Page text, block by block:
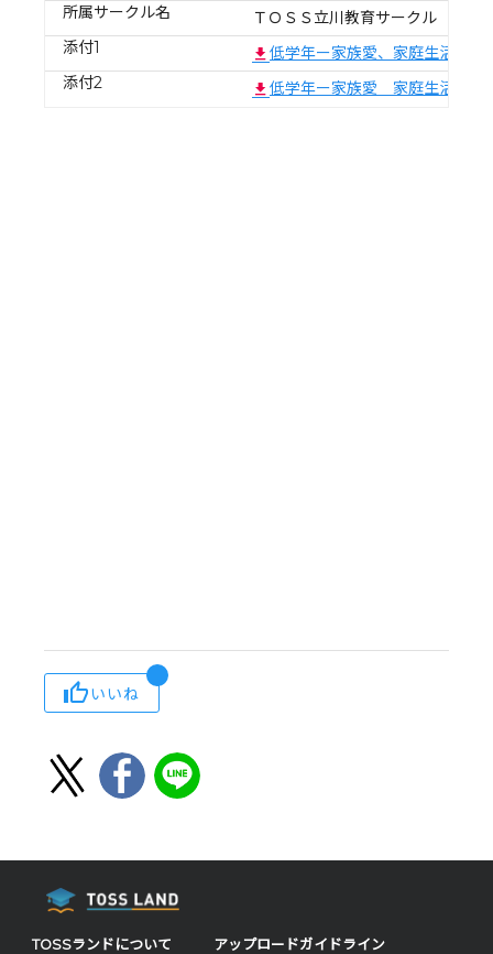
所属サークル名
ＴＯＳＳ立川教育サークル
添付1
低学年ー家族愛、家庭生活の充
添付2
低学年ー家族愛 家庭生活の充
いいね
TOSSランドについて アップロードガイドライン